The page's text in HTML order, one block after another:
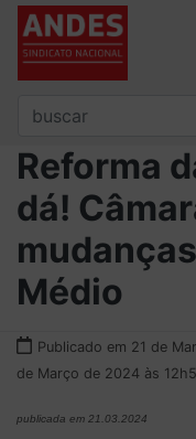
Reforma
dá!
Médio
Publicado em 21 de
de Março de 2024 às
publicada em 21.03.2024